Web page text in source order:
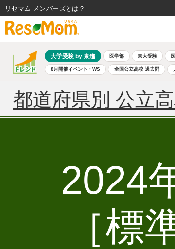
大学受験 by 東進 医学部 東大受験
8月開催イベント・WS 全国公立高校 過去問
都道府県別 公立
2024
［標
リセマム メンバーズ